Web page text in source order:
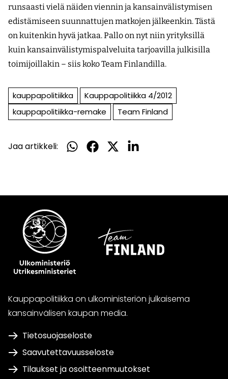
runsaasti vielä näiden viennin ja kansainvälistymisen
edistämiseen suunnattujen matkojen jälkeenkin. Tästä
on kuitenkin hyvä jatkaa. Pallo on nyt niin yrityksillä
kuin kansain­välistymispalveluita tarjoavilla julkisilla
toimijoillakin – siis koko Team Finlandilla.
kauppapolitiikka
Kauppapolitiikka 4/2012
kauppapolitiikka-remake
Team Finland
Jaa artikkeli:
Jaa
Jaa
Jaa
Jaa
Kauppapolitiikka on ulkoministeriön julkaisema
kansainvälisen kaupan media.
Tietosuojaseloste
Saavutettavuusseloste
Tilaukset ja osoitteenmuutokset